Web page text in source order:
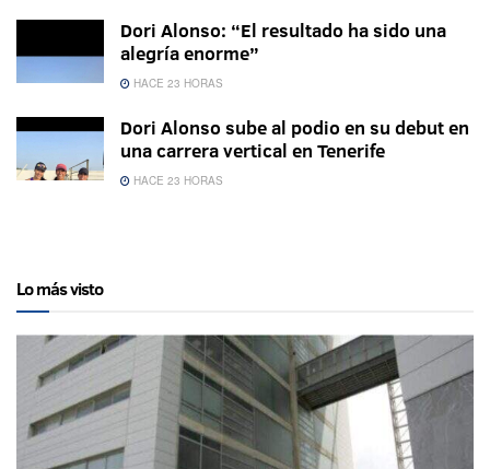
Dori Alonso: “El resultado ha sido una
alegría enorme”
HACE 23 HORAS
Dori Alonso sube al podio en su debut en
una carrera vertical en Tenerife
HACE 23 HORAS
Lo más visto